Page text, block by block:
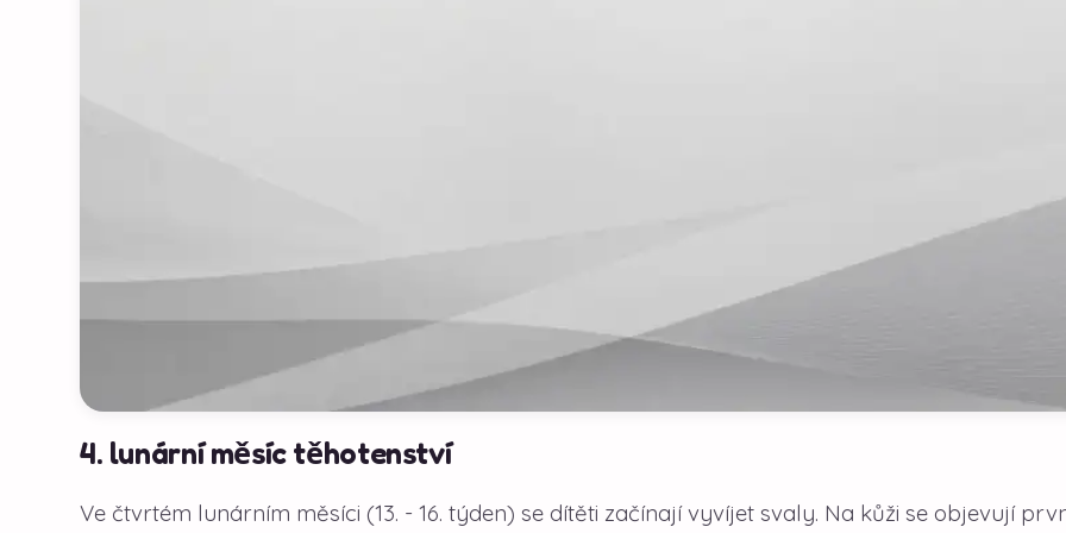
4. lunární měsíc těhotenství
Ve čtvrtém lunárním měsíci (13. - 16. týden) se dítěti začínají vyvíjet svaly. Na kůži se objevují